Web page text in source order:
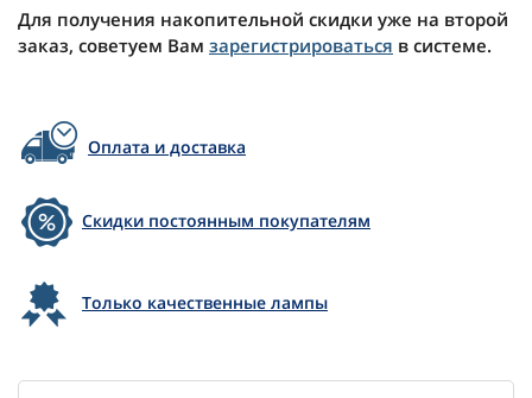
Для получения накопительной скидки уже на второй
заказ, советуем Вам зарегистрироваться в системе.
Оплата и доставка
Скидки постоянным покупателям
Только качественные лампы